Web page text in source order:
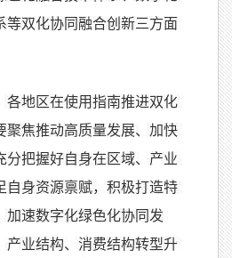
等双化协同融合创新三方面
各地区在使用指南推进双化
聚焦推动高质量发展、加快
分把握好自身在区域、产业
自身资源禀赋，积极打造特
加速数字化绿色化协同发
产业结构、消费结构转型升